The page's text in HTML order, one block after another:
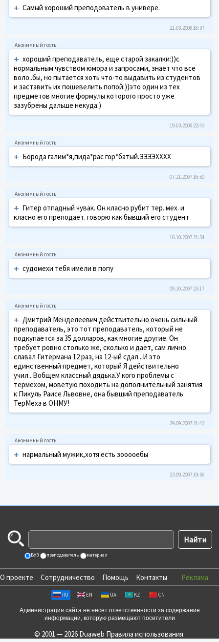
+ Самый хороший преподователь в универе.
21.03.2008 18:37
+ хороший преподаватель, еще старой закалки:))с
нормальным чувством юмора и запросами, знает что все
воло..бы, но пытается хоть что-то выдавить из студентов
и заставить их пошевелить попой:))это один из тех
предметов многие формулы которого просто уже
зазубрены дальше некуда:)
19.03.2008 22:43
+ Борода галим*я,пида*рас гор*батый.ЭЭЭЭХХХХ
07.11.2007 16:50
+ Гитер отпадный чувак. Он класно рубит тер. мех. и
класно его преподает. говорю как бывший его студент
16.10.2007 21:54
+ судомехи тебя имели в попу
09.10.2007 23:17
+ Дмитрий Менделеевич действительно очень сильный
преподаватель, это тот преподаватель, который не
подкупается за 35 долларов, как многие другие. Он
требует ровно столько же, сколько и даёт, сам лично
славал Гитермана 12 раз, на 12-ый сдал...И это
единственный предмет, который Я действительно
учил...Вобщем классный дядька.У кого проблемы с
термехом, моветую походить на дополнительный занятия
к Пикуль Раисе Львовне, она бывший преподаватель
ТерМеха в ОНМУ!
29.09.2007 21:43
+ нармальный мужик,хотя есть зооооебы
23.09.2007 19:56
ВУЗ преподаватель материал
О проекте Сотрудничество Помощь Контакты Реклама
RU EN UA KZ CN
Администрация сайта не несет ответственности за содержание
информации, которую размещают посетители
© 2001 — 2026 Duaweb Правила использования